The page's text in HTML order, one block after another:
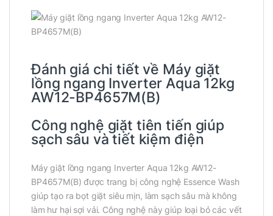
Đánh giá chi tiết về Máy giặt
lồng ngang Inverter Aqua 12kg
AW12-BP4657M(B)
Công nghệ giặt tiên tiến giúp
sạch sâu và tiết kiệm điện
Máy giặt lồng ngang Inverter Aqua 12kg AW12-
BP4657M(B) được trang bị công nghệ Essence Wash
giúp tạo ra bọt giặt siêu mịn, làm sạch sâu mà không
làm hư hại sợi vải. Công nghệ này giúp loại bỏ các vết